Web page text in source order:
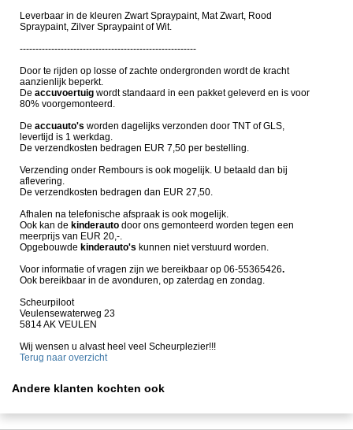
Leverbaar in de kleuren Zwart Spraypaint, Mat Zwart, Rood
Spraypaint, Zilver Spraypaint of Wit.
--------------------------------------------------------
Door te rijden op losse of zachte ondergronden wordt de kracht
aanzienlijk beperkt.
De accuvoertuig wordt standaard in een pakket geleverd en is voor
80% voorgemonteerd.
De accuauto's worden dagelijks verzonden door TNT of GLS,
levertijd is 1 werkdag.
De verzendkosten bedragen EUR 7,50 per bestelling.
Verzending onder Rembours is ook mogelijk. U betaald dan bij
aflevering.
De verzendkosten bedragen dan EUR 27,50.
Afhalen na telefonische afspraak is ook mogelijk.
Ook kan de kinderauto door ons gemonteerd worden tegen een
meerprijs van EUR 20,-.
Opgebouwde kinderauto's kunnen niet verstuurd worden.
Voor informatie of vragen zijn we bereikbaar op 06-55365426.
Ook bereikbaar in de avonduren, op zaterdag en zondag.
Scheurpiloot
Veulensewaterweg 23
5814 AK VEULEN
Wij wensen u alvast heel veel Scheurplezier!!!
Terug naar overzicht
Andere klanten kochten ook